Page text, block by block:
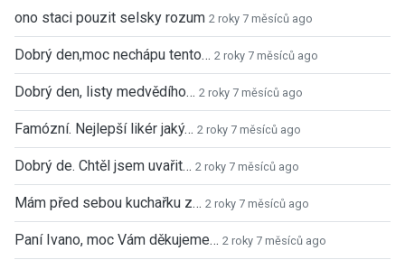
ono staci pouzit selsky rozum 2 roky 7 měsíců ago
Dobrý den,moc nechápu tento… 2 roky 7 měsíců ago
Dobrý den, listy medvědího… 2 roky 7 měsíců ago
Famózní. Nejlepší likér jaký… 2 roky 7 měsíců ago
Dobrý de. Chtěl jsem uvařit… 2 roky 7 měsíců ago
Mám před sebou kuchařku z… 2 roky 7 měsíců ago
Paní Ivano, moc Vám děkujeme… 2 roky 7 měsíců ago